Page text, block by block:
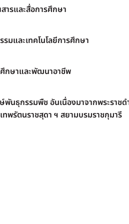
รและสื่อการศึกษา
มและเทคโนโลยีการศึกษา
กษาและพัฒนาอาชีพ
นธุกรรมพืช อันเนื่องมาจากพระราชด
ทพรัตนราชสุดา ฯ สยามบรมราชกุมารี